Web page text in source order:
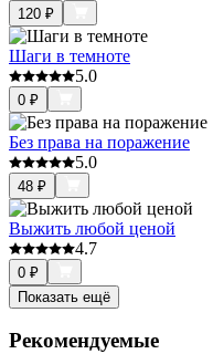
120 ₽
Шаги в темноте
5.0
0 ₽
Без права на поражение
5.0
48 ₽
Выжить любой ценой
4.7
0 ₽
Показать ещё
Рекомендуемые